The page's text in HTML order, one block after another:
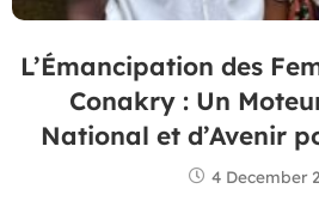
L’Émancipation des
Conakry : Un
National et d’Avenir
4 December